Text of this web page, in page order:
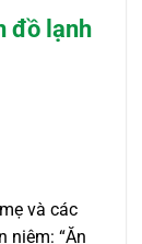
đồ lạnh
và các
niệm: “Ăn